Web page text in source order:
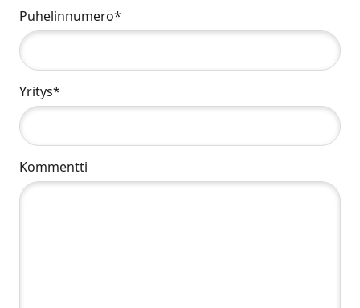
Puhelinnumero*
Yritys*
Kommentti